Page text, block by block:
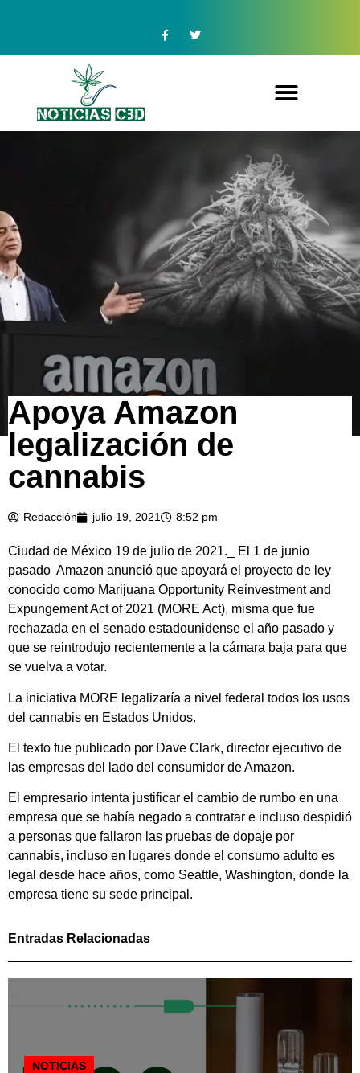
Apoya Amazon
legalización de
cannabis
Redacción julio 19, 2021 8:52 pm
Ciudad de México 19 de julio de 2021._ El 1 de junio
pasado Amazon anunció que apoyará el proyecto de ley
conocido como Marijuana Opportunity Reinvestment and
Expungement Act of 2021 (MORE Act), misma que fue
rechazada en el senado estadounidense el año pasado y
que se reintrodujo recientemente a la cámara baja para que
se vuelva a votar.
La iniciativa MORE legalizaría a nivel federal todos los usos
del cannabis en Estados Unidos.
El texto fue publicado por Dave Clark, director ejecutivo de
las empresas del lado del consumidor de Amazon.
El empresario intenta justificar el cambio de rumbo en una
empresa que se había negado a contratar e incluso despidió
a personas que fallaron las pruebas de dopaje por
cannabis, incluso en lugares donde el consumo adulto es
legal desde hace años, como Seattle, Washington, donde la
empresa tiene su sede principal.
Entradas Relacionadas
NOTICIAS